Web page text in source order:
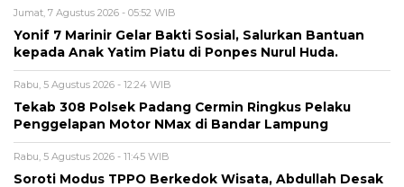
Jumat, 7 Agustus 2026 - 05:52 WIB
Yonif 7 Marinir Gelar Bakti Sosial, Salurkan Bantuan
kepada Anak Yatim Piatu di Ponpes Nurul Huda.
Rabu, 5 Agustus 2026 - 12:24 WIB
Tekab 308 Polsek Padang Cermin Ringkus Pelaku
Penggelapan Motor NMax di Bandar Lampung
Rabu, 5 Agustus 2026 - 11:45 WIB
Soroti Modus TPPO Berkedok Wisata, Abdullah Desak